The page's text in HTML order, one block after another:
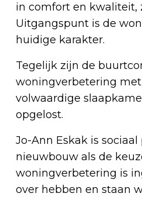
in comfort en kwaliteit,
Uitgangspunt is de
huidige karakter.
Tegelijk zijn de
woningverbetering
volwaardige
opgelost.
Jo-Ann Eskak is
nieuwbouw als de
woningverbetering is
over hebben en staan